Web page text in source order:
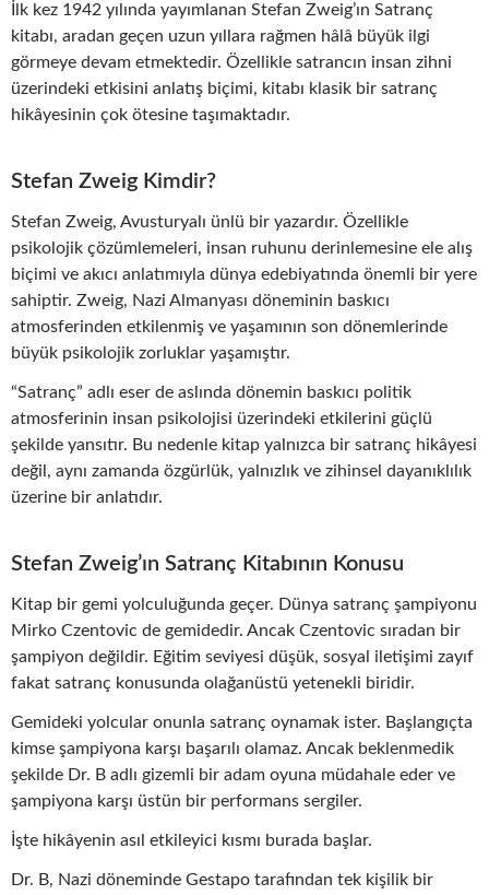
İlk kez 1942 yılında yayımlanan Stefan Zweig’ın Satranç
kitabı, aradan geçen uzun yıllara rağmen hâlâ büyük ilgi
görmeye devam etmektedir. Özellikle satrancın insan zihni
üzerindeki etkisini anlatış biçimi, kitabı klasik bir satranç
hikâyesinin çok ötesine taşımaktadır.
Stefan Zweig Kimdir?
Stefan Zweig, Avusturyalı ünlü bir yazardır. Özellikle
psikolojik çözümlemeleri, insan ruhunu derinlemesine ele alış
biçimi ve akıcı anlatımıyla dünya edebiyatında önemli bir yere
sahiptir. Zweig, Nazi Almanyası döneminin baskıcı
atmosferinden etkilenmiş ve yaşamının son dönemlerinde
büyük psikolojik zorluklar yaşamıştır.
“Satranç” adlı eser de aslında dönemin baskıcı politik
atmosferinin insan psikolojisi üzerindeki etkilerini güçlü
şekilde yansıtır. Bu nedenle kitap yalnızca bir satranç hikâyesi
değil, aynı zamanda özgürlük, yalnızlık ve zihinsel dayanıklılık
üzerine bir anlatıdır.
Stefan Zweig’ın Satranç Kitabının Konusu
Kitap bir gemi yolculuğunda geçer. Dünya satranç şampiyonu
Mirko Czentovic de gemidedir. Ancak Czentovic sıradan bir
şampiyon değildir. Eğitim seviyesi düşük, sosyal iletişimi zayıf
fakat satranç konusunda olağanüstü yetenekli biridir.
Gemideki yolcular onunla satranç oynamak ister. Başlangıçta
kimse şampiyona karşı başarılı olamaz. Ancak beklenmedik
şekilde Dr. B adlı gizemli bir adam oyuna müdahale eder ve
şampiyona karşı üstün bir performans sergiler.
İşte hikâyenin asıl etkileyici kısmı burada başlar.
Dr. B, Nazi döneminde Gestapo tarafından tek kişilik bir